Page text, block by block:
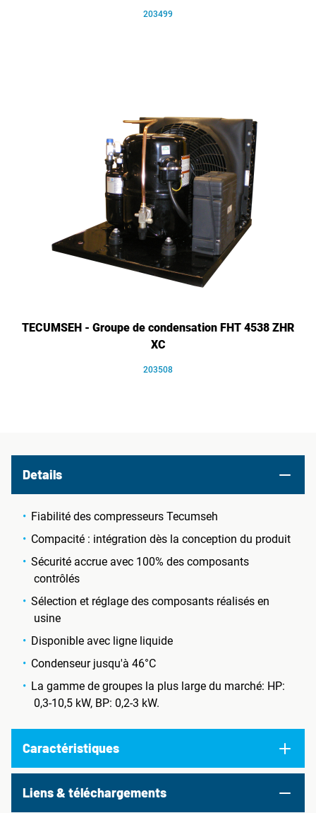
203499
TECUMSEH - Groupe de condensation FHT 4538 ZHR
XC
203508
Details
Fiabilité des compresseurs Tecumseh
Compacité : intégration dès la conception du produit
Sécurité accrue avec 100% des composants
contrôlés
Sélection et réglage des composants réalisés en
usine
Disponible avec ligne liquide
Condenseur jusqu'à 46°C
La gamme de groupes la plus large du marché: HP:
0,3-10,5 kW, BP: 0,2-3 kW.
Caractéristiques
Liens & téléchargements